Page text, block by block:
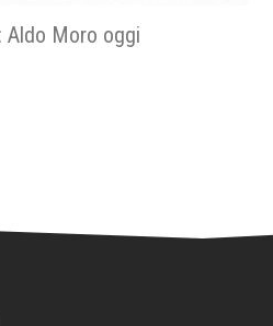
resistenza - La fede nella